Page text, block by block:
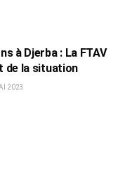
à Djerba : La FTAV
de la situation
2023